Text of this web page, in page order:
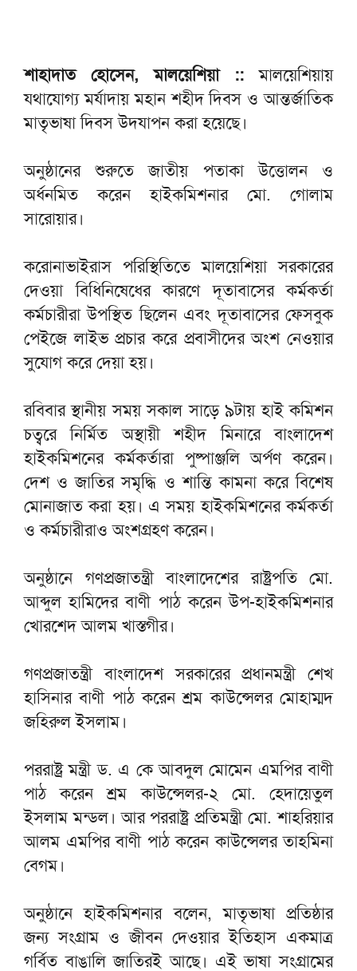
শাহাদাত হোসেন, মালয়েশিয়া :: মালয়েশিয়ায়
যথাযোগ্য মর্যাদায় মহান শহীদ দিবস ও আন্তর্জাতিক
মাতৃভাষা দিবস উদযাপন করা হয়েছে।
অনুষ্ঠানের শুরুতে জাতীয় পতাকা উত্তোলন ও
অর্ধনমিত করেন হাইকমিশনার মো. গোলাম
সারোয়ার।
করোনাভাইরাস পরিস্থিতিতে মালয়েশিয়া সরকারের
দেওয়া বিধিনিষেধের কারণে দূতাবাসের কর্মকর্তা
কর্মচারীরা উপস্থিত ছিলেন এবং দূতাবাসের ফেসবুক
পেইজে লাইভ প্রচার করে প্রবাসীদের অংশ নেওয়ার
সুযোগ করে দেয়া হয়।
রবিবার স্থানীয় সময় সকাল সাড়ে ৯টায় হাই কমিশন
চত্বরে নির্মিত অস্থায়ী শহীদ মিনারে বাংলাদেশ
হাইকমিশনের কর্মকর্তারা পুষ্পাঞ্জলি অর্পণ করেন।
দেশ ও জাতির সমৃদ্ধি ও শান্তি কামনা করে বিশেষ
মোনাজাত করা হয়। এ সময় হাইকমিশনের কর্মকর্তা
ও কর্মচারীরাও অংশগ্রহণ করেন।
অনুষ্ঠানে গণপ্রজাতন্ত্রী বাংলাদেশের রাষ্ট্রপতি মো.
আব্দুল হামিদের বাণী পাঠ করেন উপ-হাইকমিশনার
খোরশেদ আলম খাস্তগীর।
গণপ্রজাতন্ত্রী বাংলাদেশ সরকারের প্রধানমন্ত্রী শেখ
হাসিনার বাণী পাঠ করেন শ্রম কাউন্সেলর মোহাম্মদ
জহিরুল ইসলাম।
পররাষ্ট্র মন্ত্রী ড. এ কে আবদুল মোমেন এমপির বাণী
পাঠ করেন শ্রম কাউন্সেলর-২ মো. হেদায়েতুল
ইসলাম মন্ডল। আর পররাষ্ট্র প্রতিমন্ত্রী মো. শাহরিয়ার
আলম এমপির বাণী পাঠ করেন কাউন্সেলর তাহমিনা
বেগম।
অনুষ্ঠানে হাইকমিশনার বলেন, মাতৃভাষা প্রতিষ্ঠার
জন্য সংগ্রাম ও জীবন দেওয়ার ইতিহাস একমাত্র
গর্বিত বাঙালি জাতিরই আছে। এই ভাষা সংগ্রামের